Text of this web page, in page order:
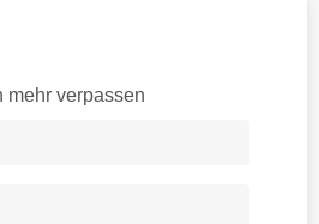
mehr verpassen